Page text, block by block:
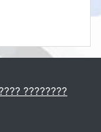
????????